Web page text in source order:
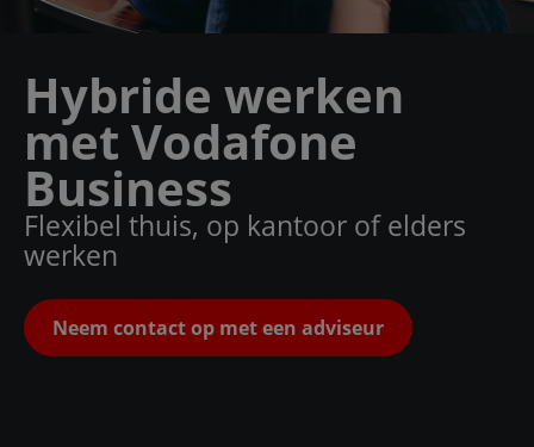
Hybride werken
met Vodafone
Business
Flexibel thuis, op kantoor of elders
werken
Neem contact op met een adviseur